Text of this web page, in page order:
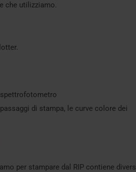
che utilizziamo.
di stampa, le curve colore dei
per stampare dal RIP contiene